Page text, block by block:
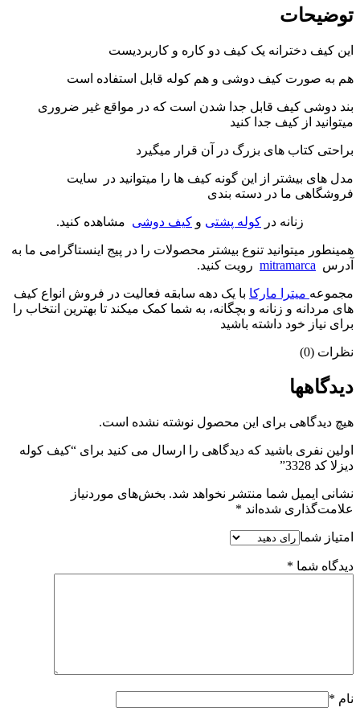
توضیحات
این کیف دخترانه یک کیف دو کاره و کاربردیست
هم به صورت کیف دوشی و هم کوله قابل استفاده است
بند دوشی کیف قابل جدا شدن است که در مواقع غیر ضروری
میتوانید از کیف جدا کنید
براحتی کتاب های بزرگ در آن قرار میگیرد
مدل های بیشتر از این گونه کیف ها را میتوانید در سایت
فروشگاهی ما در دسته بندی
زنانه در کوله پشتی و کیف دوشی مشاهده کنید.
همینطور میتوانید تنوع بیشتر محصولات را در پیج اینستاگرامی ما به
آدرس mitramarca رویت کنید.
مجموعه میترا مارکا با یک دهه سابقه فعالیت در فروش انواع کیف
های مردانه و زنانه و بچگانه، به شما کمک میکند تا بهترین انتخاب را
برای نیاز خود داشته باشید
نظرات (0)
دیدگاهها
هیچ دیدگاهی برای این محصول نوشته نشده است.
اولین نفری باشید که دیدگاهی را ارسال می کنید برای “کیف کوله
دیزلا کد 3328”
نشانی ایمیل شما منتشر نخواهد شد. بخش‌های موردنیاز
علامت‌گذاری شده‌اند *
امتیاز شما
دیدگاه شما *
نام *